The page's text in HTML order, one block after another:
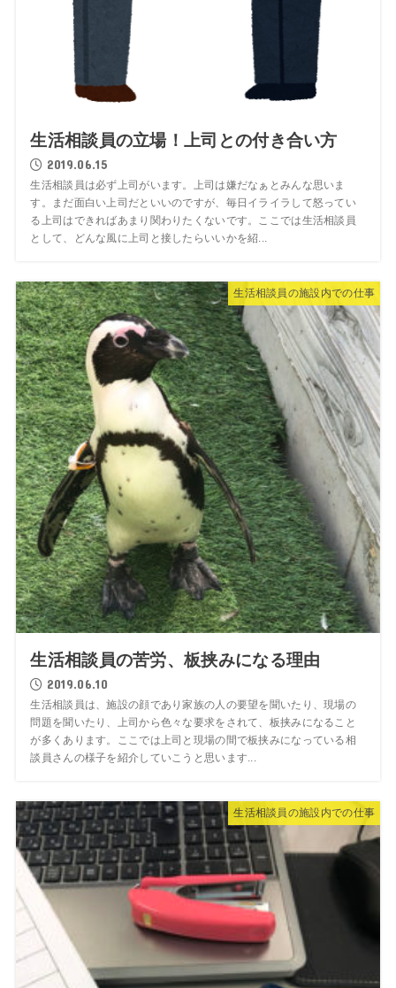
生活相談員の立場！上司との付き合い方
2019.06.15
生活相談員は必ず上司がいます。上司は嫌だなぁとみんな思いま
す。まだ面白い上司だといいのですが、毎日イライラして怒ってい
る上司はできればあまり関わりたくないです。ここでは生活相談員
として、どんな風に上司と接したらいいかを紹...
生活相談員の施設内での仕事
生活相談員の苦労、板挟みになる理由
2019.06.10
生活相談員は、施設の顔であり家族の人の要望を聞いたり、現場の
問題を聞いたり、上司から色々な要求をされて、板挟みになること
が多くあります。ここでは上司と現場の間で板挟みになっている相
談員さんの様子を紹介していこうと思います...
生活相談員の施設内での仕事